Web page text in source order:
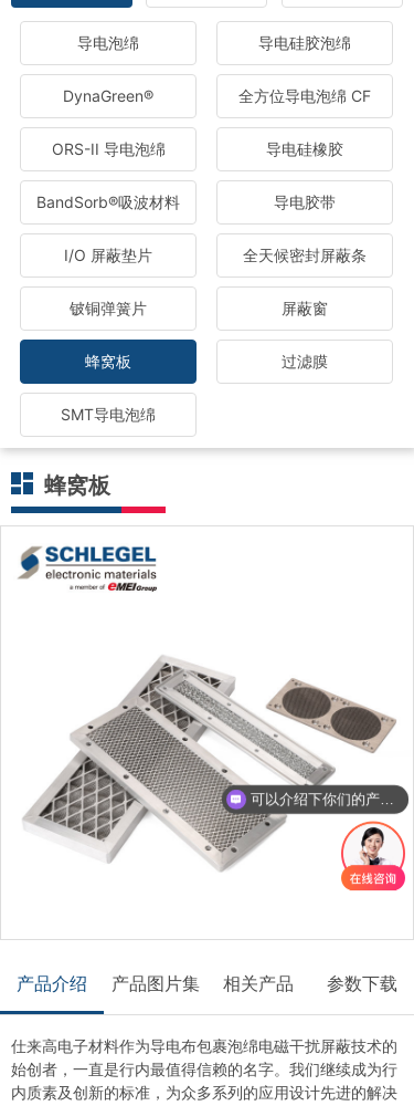
导电泡绵 导电硅胶泡绵
DynaGreen® 全方位导电泡绵 CF
ORS-II 导电泡绵 导电硅橡胶
BandSorb®吸波材料 导电胶带
I/O 屏蔽垫片 全天候密封屏蔽条
铍铜弹簧片 屏蔽窗
蜂窝板 过滤膜
SMT导电泡绵
蜂窝板
产品介绍 产品图片集 相关产品 参数下载
仕来高电子材料作为导电布包裹泡绵电磁干扰屏蔽技术的
始创者，一直是行内最值得信赖的名字。我们继续成为行
内质素及创新的标准，为众多系列的应用设计先进的解决
可以介绍下你们的产品么